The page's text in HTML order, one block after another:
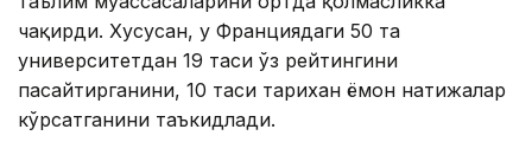
чақирди. Хусусан, у Франциядаги 50 та
университетдан 19 таси ўз рейтингини
пасайтирганини, 10 таси тарихан ёмон натижалар
кўрсатганини таъкидлади.